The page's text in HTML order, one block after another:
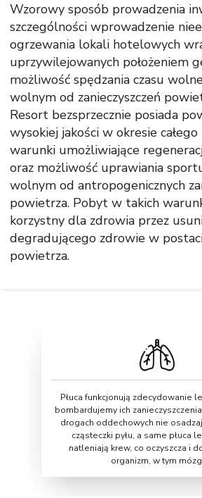
Wzorowy sposób prowadzenia
szczególności wprowadzenie
ogrzewania lokali hotelowych
uprzywilejowanych położeniem
możliwość spędzania czasu
wolnym od zanieczyszczeń
Resort bezsprzecznie posiada
wysokiej jakości w okresie
warunki umożliwiające
oraz możliwość uprawiania
wolnym od antropogenicznych
powietrza. Pobyt w takich
korzystny dla zdrowia przez
degradującego zdrowie w postaci
powietrza.
Płuca funkcjonują zdecydowanie
bombardujemy ich
drogach oddechowych nie
cząsteczki pyłu, a same płuca
natleniają krew, co oczyszcza i
organizm, w tym